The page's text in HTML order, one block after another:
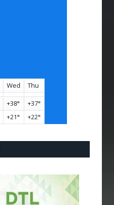
Wed Thu
+38° +37°
+21° +22°